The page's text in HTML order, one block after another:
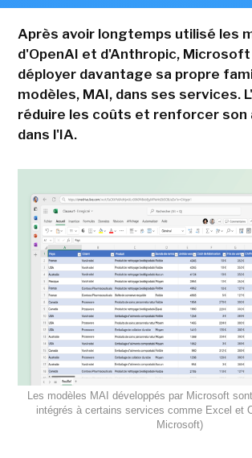
Après avoir longtemps utilisé les
d'OpenAI et d'Anthropic,
déployer davantage sa propre
modèles, MAI, dans ses services.
réduire les coûts et renforcer son
dans l'IA.
Les modèles MAI développés par Microsoft
intégrés à certains services comme Excel et
Microsoft)